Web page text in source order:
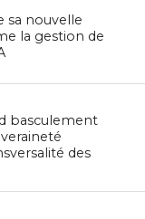
sa nouvelle
la gestion de
basculement
des